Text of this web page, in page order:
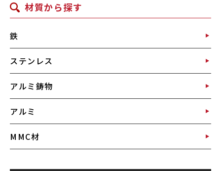
材質から探す
鉄
ステンレス
アルミ鋳物
アルミ
MMC材